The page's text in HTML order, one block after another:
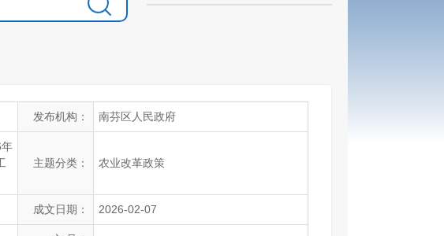
发布机构： 南芬区人民政府
主题分类： 农业改革政策
成文日期： 2026-02-07